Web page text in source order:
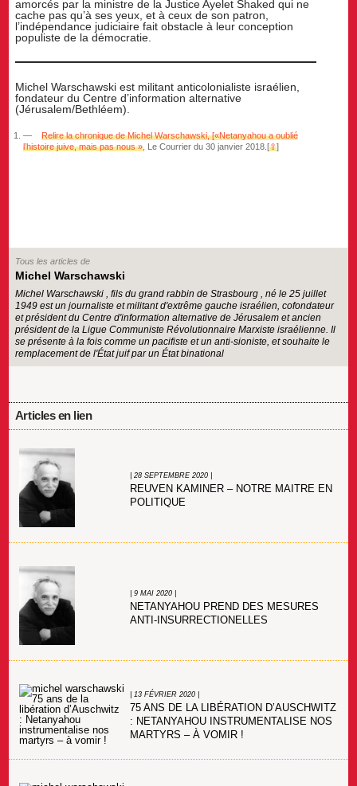
amorcés par la ministre de la Justice Ayelet Shaked qui ne
cache pas qu’à ses yeux, et à ceux de son patron,
l’indépendance judiciaire fait obstacle à leur conception
populiste de la démocratie.
Michel Warschawski est militant anticolonialiste israélien,
fondateur du Centre d’information alternative
(Jérusalem/Bethléem).
Relire la chronique de Michel Warschawski, [«Netanyahou a oublié
l’histoire juive, mais pas nous » , Le Courrier du 30 janvier 2018. [⇧]
Tous les articles de
Michel Warschawski
Michel Warschawski , fils du grand rabbin de Strasbourg , né le 25 juillet
1949 est un journaliste et militant d'extrême gauche israélien, cofondateur
et président du Centre d'information alternative de Jérusalem et ancien
président de la Ligue Communiste Révolutionnaire Marxiste israélienne. Il
se présente à la fois comme un pacifiste et un anti-sioniste, et souhaite le
remplacement de l'État juif par un État binational
Articles en lien
| 28 SEPTEMBRE 2020 |
REUVEN KAMINER – NOTRE MAITRE EN
POLITIQUE
| 9 MAI 2020 |
NETANYAHOU PREND DES MESURES
ANTI-INSURRECTIONELLES
| 13 FÉVRIER 2020 |
75 ANS DE LA LIBÉRATION D’AUSCHWITZ
: NETANYAHOU INSTRUMENTALISE NOS
MARTYRS – À VOMIR !